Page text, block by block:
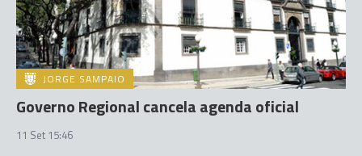
JORGE SAMPAIO
Governo Regional cancela agenda oficial
11 Set 15:46